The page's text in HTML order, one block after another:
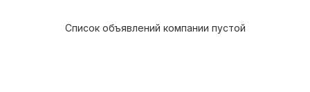
Список объявлений компании пустой